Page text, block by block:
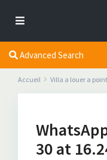
Advanced Search
Accueil Villa a louer a
30 at